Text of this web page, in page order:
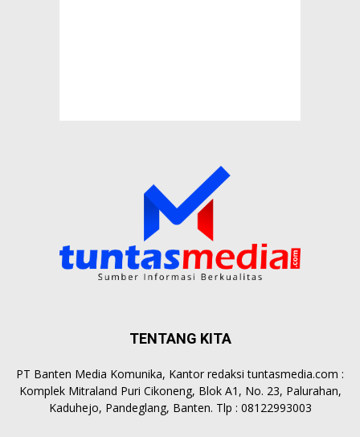
TENTANG KITA
PT Banten Media Komunika, Kantor redaksi tuntasmedia.com :
Komplek Mitraland Puri Cikoneng, Blok A1, No. 23, Palurahan,
Kaduhejo, Pandeglang, Banten. Tlp : 08122993003